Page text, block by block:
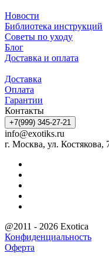
Новости
Библиотека инструкций
Советы по уходу
Блог
Доставка и оплата
Доставка
Оплата
Гарантии
Контакты
+7(999) 345-27-21
info@exotiks.ru
г. Москва, ул. Костякова,
@2011 - 2026 Exotica
Конфиденциальность
Оферта